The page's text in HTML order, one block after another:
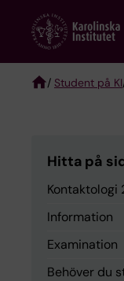
content
/ Student på KI
Hitta på
Kontaktologi
Information
Examination
Behöver du